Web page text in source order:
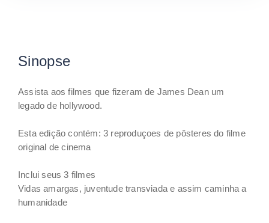
Sinopse
Assista aos filmes que fizeram de James Dean um
legado de hollywood.
Esta edição contém: 3 reproduçoes de pôsteres do filme
original de cinema
Inclui seus 3 filmes
Vidas amargas, juventude transviada e assim caminha a
humanidade